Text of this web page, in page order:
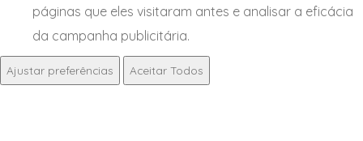
páginas que eles visitaram antes e analisar a eficácia
da campanha publicitária.
Ajustar preferências Aceitar Todos